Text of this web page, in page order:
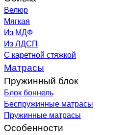
Велюр
Мягкая
Из МДФ
Из ЛДСП
С каретной стяжкой
Матрасы
Пружинный блок
Блок боннель
Беспружинные матрасы
Пружинные матрасы
Особенности